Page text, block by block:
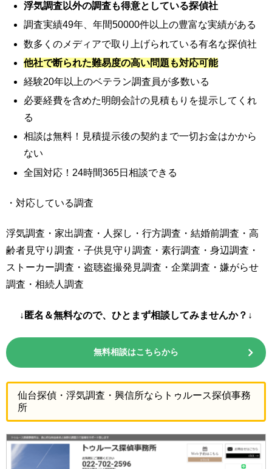
浮気調査以外の調査も得意としている探偵社
調査実績49年、年間50000件以上の豊富な実績がある
数多くのメディアで取り上げられている有名な探偵社
他社で断られた難易度の高い問題も対応可能
経験20年以上のベテラン調査員が多数いる
必要経費を含めた明朗会計の見積もりを提示してくれ
る
相談は無料！見積提示後の契約まで一切お金はかから
ない
全国対応！24時間365日相談できる
・対応している調査
浮気調査・家出調査・人探し・行方調査・結婚前調査・高
齢者見守り調査・子供見守り調査・素行調査・身辺調査・
ストーカー調査・盗聴盗撮発見調査・企業調査・嫌がらせ
調査・相続人調査
↓匿名＆無料なので、ひとまず相談してみませんか？↓
無料相談はこちらから
仙台探偵・浮気調査・興信所ならトゥルース探偵事務
所